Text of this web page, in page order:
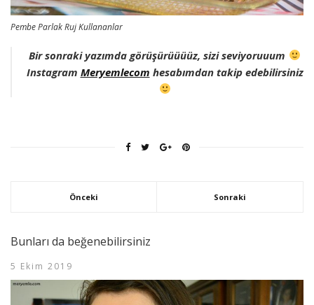
Pembe Parlak Ruj Kullananlar
Bir sonraki yazımda görüşürüüüüz, sizi seviyoruuum
Instagram Meryemlecom hesabımdan takip edebilirsiniz
Önceki Sonraki
Bunları da beğenebilirsiniz
5 Ekim 2019